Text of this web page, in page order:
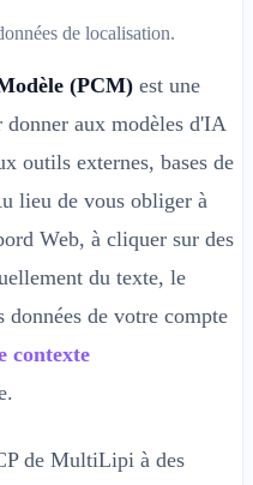
de localisation.
(PCM) est une
donner aux modèles d'IA
outils externes, bases de
lieu de vous obliger à
Web, à cliquer sur des
du texte, le
de votre compte
contexte
de MultiLipi à des